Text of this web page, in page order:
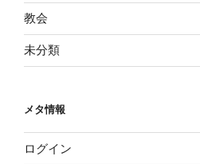
教会
未分類
メタ情報
ログイン